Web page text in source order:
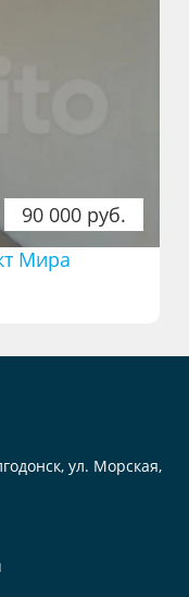
90 000 руб.
Мира
ул. Морская,